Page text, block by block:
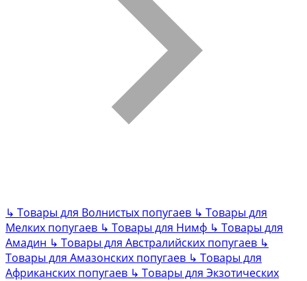
↳ Товары для Волнистых попугаев ↳ Товары для
Мелких попугаев ↳ Товары для Нимф ↳ Товары для
Амадин ↳ Товары для Австралийских попугаев ↳
Товары для Амазонских попугаев ↳ Товары для
Африканских попугаев ↳ Товары для Экзотических